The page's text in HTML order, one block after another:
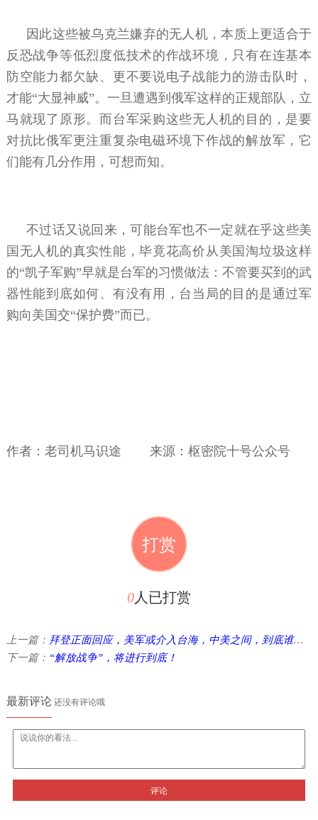
因此这些被乌克兰嫌弃的无人机，本质上更适合于
反恐战争等低烈度低技术的作战环境，只有在连基本
防空能力都欠缺、更不要说电子战能力的游击队时，
才能“大显神威”。一旦遭遇到俄军这样的正规部队，立
马就现了原形。而台军采购这些无人机的目的，是要
对抗比俄军更注重复杂电磁环境下作战的解放军，它
们能有几分作用，可想而知。
不过话又说回来，可能台军也不一定就在乎这些美
国无人机的真实性能，毕竟花高价从美国淘垃圾这样
的“凯子军购”早就是台军的习惯做法：不管要买到的武
器性能到底如何、有没有用，台当局的目的是通过军
购向美国交“保护费”而已。
作者：老司机马识途 来源：枢密院十号公众号
打赏
0人已打赏
上一篇： 拜登正面回应，美军或介入台海，中美之间，到底谁在打“台湾牌” ...
下一篇： “解放战争”，将进行到底！
最新评论还没有评论哦
评论